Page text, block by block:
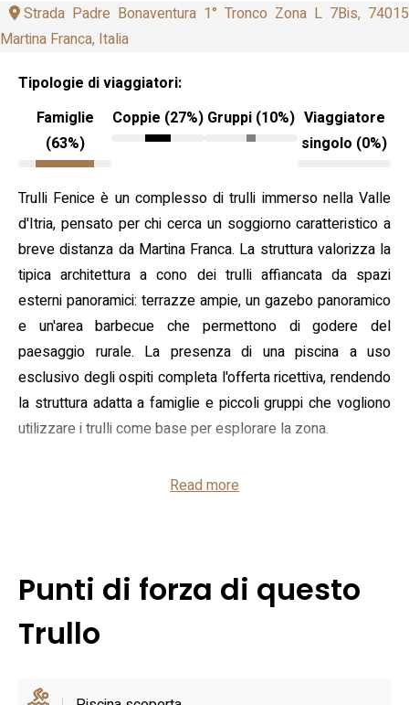
Strada Padre Bonaventura 1° Tronco Zona L 7Bis, 74015
Martina Franca, Italia
Tipologie di viaggiatori:
Famiglie
(63%)
Coppie (27%) Gruppi (10%) Viaggiatore
singolo (0%)
Trulli Fenice è un complesso di trulli immerso nella Valle
d'Itria, pensato per chi cerca un soggiorno caratteristico a
breve distanza da Martina Franca. La struttura valorizza la
tipica architettura a cono dei trulli affiancata da spazi
esterni panoramici: terrazze ampie, un gazebo panoramico
e un'area barbecue che permettono di godere del
paesaggio rurale. La presenza di una piscina a uso
esclusivo degli ospiti completa l'offerta ricettiva, rendendo
la struttura adatta a famiglie e piccoli gruppi che vogliono
utilizzare i trulli come base per esplorare la zona.
angolo cottura attrezzato, biancheria fornita e servizi
per facilitare gli arrivi e offre la possibilità di organizzare
trasferimenti con autista verso aeroporti e stazioni. Gli
spazi esterni comprendono soluzioni per il relax e per
curate per le attività all'aperto.
Read more
Punti di forza di questo
Trullo